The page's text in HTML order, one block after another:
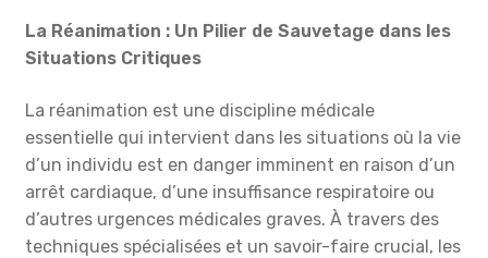
Compte
La Réanimation : Un Pilier de Sauvetage dans les
Situations Critiques
La réanimation est une discipline médicale
essentielle qui intervient dans les situations où la vie
d’un individu est en danger imminent en raison d’un
arrêt cardiaque, d’une insuffisance respiratoire ou
d’autres urgences médicales graves. À travers des
techniques spécialisées et un savoir-faire crucial, les